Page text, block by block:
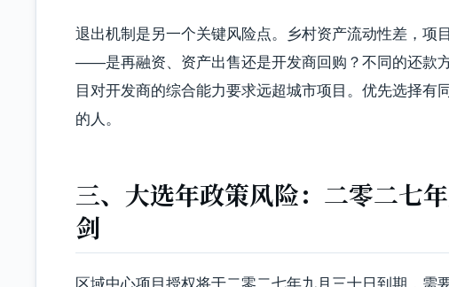
退出机制是另一个关键风险点。乡村资产流动性差，项
——是再融资、资产出售还是开发商回购？不同的还款
目对开发商的综合能力要求远超城市项目。优先选择
的人。
三、大选年政策风险：二零二七
剑